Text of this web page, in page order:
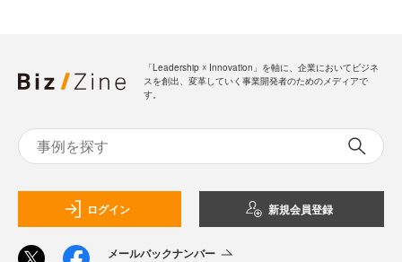
「Leadership ☓ Innovation」を軸に、企業においてビジネ
スを創出、変革していく事業開発者のためのメディアで
す。
ログイン 新規会員登録
メールバックナンバー